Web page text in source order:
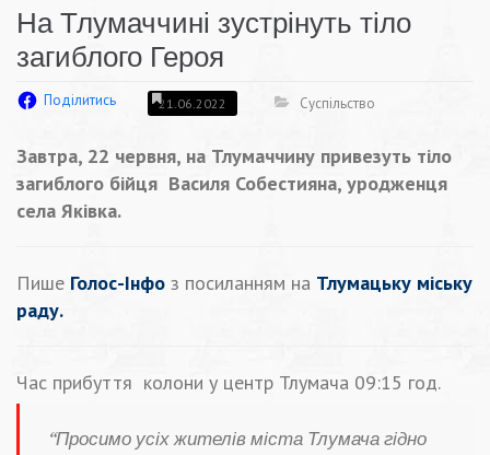
На Тлумаччині зустрінуть тіло
загиблого Героя
Поділитись 21.06.2022 Суспільство
Завтра, 22 червня, на Тлумаччину привезуть тіло
загиблого бійця Василя Собестияна, уродженця
села Яківка.
Пише Голос-Інфо з посиланням на Тлумацьку міську
раду.
Час прибуття колони у центр Тлумача 09:15 год.
“Просимо усіх жителів міста Тлумача гідно